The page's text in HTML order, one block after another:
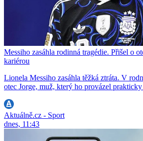
Messiho zasáhla rodinná tragédie. Přišel o
kariérou
Lionela Messiho zasáhla těžká ztráta. V
otec Jorge, muž, který ho provázel
Aktuálně.cz - Sport
dnes, 11:43